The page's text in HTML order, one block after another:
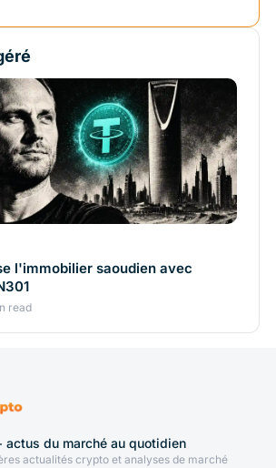
l'immobilier saoudien avec
read
actus du marché au quotidien
actualités crypto et analyses de marché